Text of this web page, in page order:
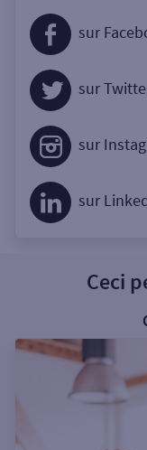
sur
sur
sur
sur
Ceci